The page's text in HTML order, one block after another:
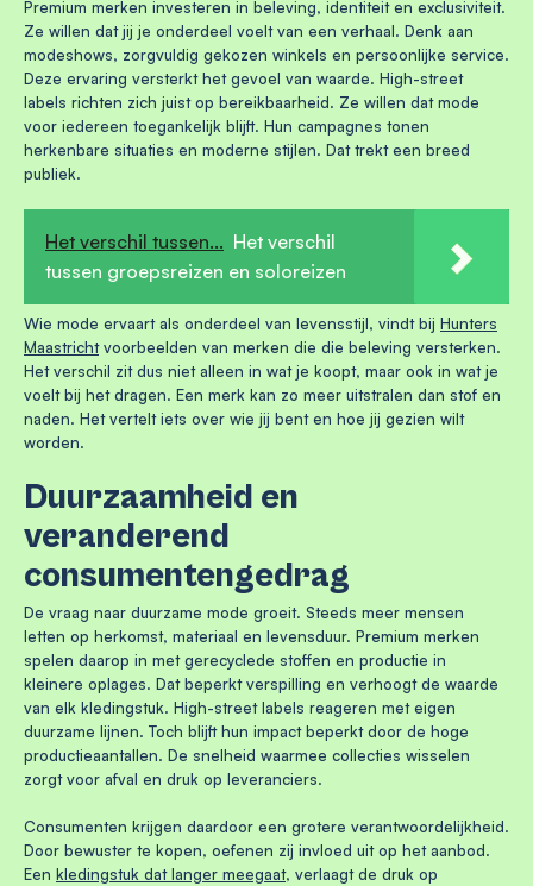
Premium merken investeren in beleving, identiteit en exclusiviteit.
Ze willen dat jij je onderdeel voelt van een verhaal. Denk aan
modeshows, zorgvuldig gekozen winkels en persoonlijke service.
Deze ervaring versterkt het gevoel van waarde. High-street
labels richten zich juist op bereikbaarheid. Ze willen dat mode
voor iedereen toegankelijk blijft. Hun campagnes tonen
herkenbare situaties en moderne stijlen. Dat trekt een breed
publiek.
Het verschil tussen... Het verschil
tussen groepsreizen en soloreizen
Wie mode ervaart als onderdeel van levensstijl, vindt bij Hunters
Maastrichtvoorbeelden van merken die die beleving versterken.
Het verschil zit dus niet alleen in wat je koopt, maar ook in wat je
voelt bij het dragen. Een merk kan zo meer uitstralen dan stof en
naden. Het vertelt iets over wie jij bent en hoe jij gezien wilt
worden.
Duurzaamheid en
veranderend
consumentengedrag
De vraag naar duurzame mode groeit. Steeds meer mensen
letten op herkomst, materiaal en levensduur. Premium merken
spelen daarop in met gerecyclede stoffen en productie in
kleinere oplages. Dat beperkt verspilling en verhoogt de waarde
van elk kledingstuk. High-street labels reageren met eigen
duurzame lijnen. Toch blijft hun impact beperkt door de hoge
productieaantallen. De snelheid waarmee collecties wisselen
zorgt voor afval en druk op leveranciers.
Consumenten krijgen daardoor een grotere verantwoordelijkheid.
Door bewuster te kopen, oefenen zij invloed uit op het aanbod.
Een kledingstuk dat langer meegaat, verlaagt de druk op